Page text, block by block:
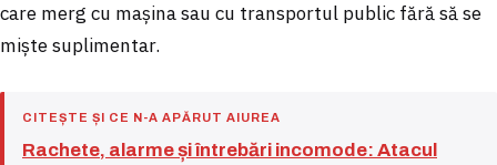
care merg cu mașina sau cu transportul public fără să se
miște suplimentar.
CITEȘTE ȘI CE N-A APĂRUT AIUREA
Rachete, alarme și întrebări incomode: Atacul